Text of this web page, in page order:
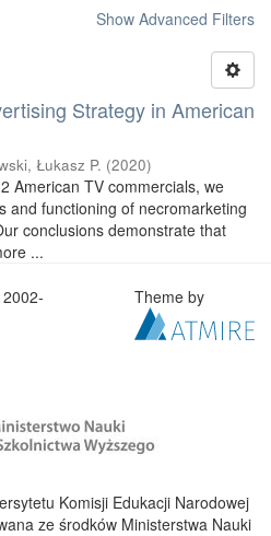
Show Advanced Filters
Strategy in American
Łukasz P. (2020)
American TV commercials, we
and functioning of necromarketing
conclusions demonstrate that
...
Theme by
Komisji Edukacji Narodowej
ze środków Ministerstwa Nauki